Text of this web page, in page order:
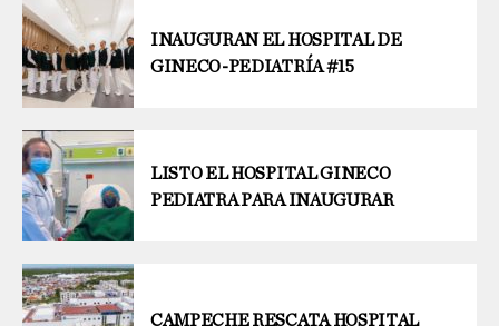
INAUGURAN EL HOSPITAL DE
GINECO-PEDIATRÍA #15
LISTO EL HOSPITAL GINECO
PEDIATRA PARA INAUGURAR
CAMPECHE RESCATA HOSPITAL